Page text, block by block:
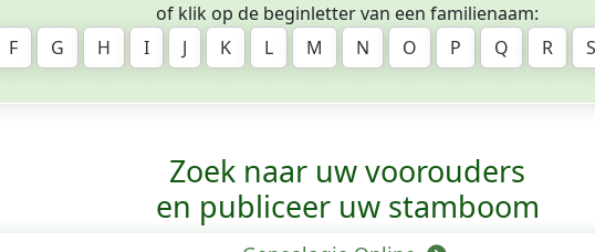
of klik op de beginletter van een familienaam:
F G H I J K L M N O P Q R S
Zoek naar uw voorouders
en publiceer uw stamboom